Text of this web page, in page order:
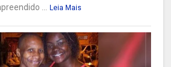
...
Leia Mais